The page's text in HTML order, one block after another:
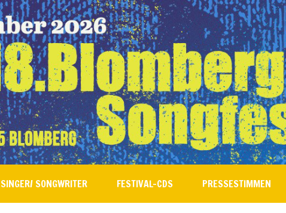
SINGER/ SONGWRITER FESTIVAL-CDS PRESSESTIMMEN